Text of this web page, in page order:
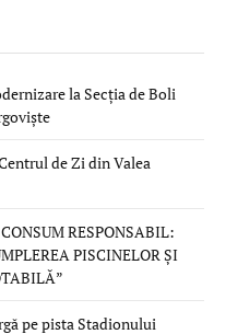
la Secția de Boli
de Zi din Valea
RESPONSABIL:
PISCINELOR ȘI
pe pista Stadionului